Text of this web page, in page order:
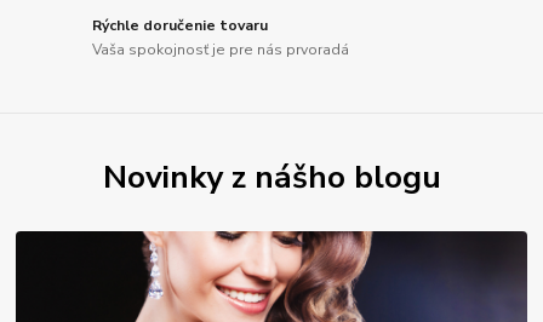
Rýchle doručenie tovaru
Vaša spokojnosť je pre nás prvoradá
Novinky z nášho blogu